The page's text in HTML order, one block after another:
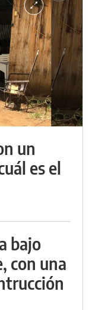
un
es el
bajo
con una